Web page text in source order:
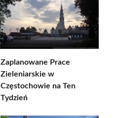
Zaplanowane Prace
Zieleniarskie w
Częstochowie na Ten
Tydzień